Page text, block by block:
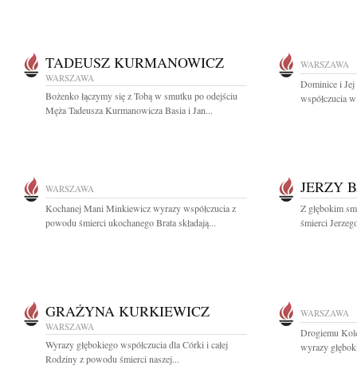
TADEUSZ KURMANOWICZ
WARSZAWA
Bożenko łączymy się z Tobą w smutku po odejściu
Męża Tadeusza Kurmanowicza Basia i Jan...
WARSZAWA
Dominice i
współczucia
WARSZAWA
Kochanej Mani Minkiewicz wyrazy współczucia z
powodu śmierci ukochanego Brata składają...
JERZY
Z głębokim
śmierci
GRAŻYNA KURKIEWICZ
WARSZAWA
Wyrazy głębokiego współczucia dla Córki i całej
Rodziny z powodu śmierci naszej...
WARSZAWA
Drogiemu
wyrazy